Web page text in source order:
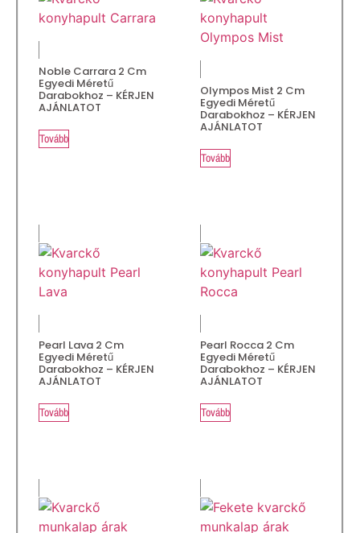
Noble Carrara 2 Cm
Egyedi Méretű
Darabokhoz – KÉRJEN
AJÁNLATOT
Tovább
Olympos Mist 2 Cm
Egyedi Méretű
Darabokhoz – KÉRJEN
AJÁNLATOT
Tovább
Pearl Lava 2 Cm
Egyedi Méretű
Darabokhoz – KÉRJEN
AJÁNLATOT
Tovább
Pearl Rocca 2 Cm
Egyedi Méretű
Darabokhoz – KÉRJEN
AJÁNLATOT
Tovább